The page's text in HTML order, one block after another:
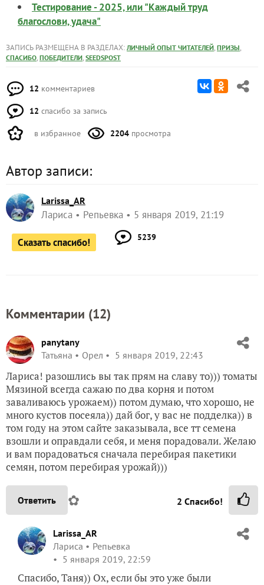
Тестирование - 2025, или "Каждый труд
благослови, удача"
ЗАПИСЬ РАЗМЕЩЕНА В РАЗДЕЛАХ: ЛИЧНЫЙ ОПЫТ ЧИТАТЕЛЕЙ, ПРИЗЫ,
СПАСИБО, ПОБЕДИТЕЛИ, SEEDSPOST
12 комментариев
12 спасибо за запись
в избранное 2204 просмотра
Автор записи:
Larissa_AR
Лариса Репьевка 5 января 2019, 21:19
Сказать спасибо! 5239
Комментарии (12)
panytany
Татьяна
Орел 5 января 2019, 22:43
Лариса! разошлись вы так прям на славу то))) томаты
Мязиной всегда сажаю по два корня и потом
заваливаюсь урожаем)) потом думаю, что хорошо, не
много кустов посеяла)) дай бог, у вас не подделка)) в
том году на этом сайте заказывала, все тт семена
взошли и оправдали себя, и меня порадовали. Желаю
и вам порадоваться сначала перебирая пакетики
семян, потом перебирая урожай)))
Ответить ✿ 2 Спасибо!
Larissa_AR
Лариса
Репьевка
5 января 2019, 22:59
Спасибо, Таня)) Ох, если бы это уже были